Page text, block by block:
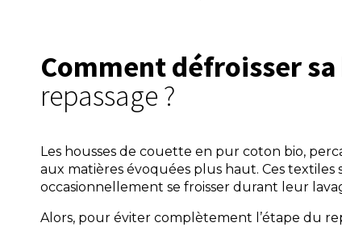
Comment défroisser
repassage ?
Les housses de couette en pur coton bio,
aux matières évoquées plus haut. Ces
occasionnellement se froisser durant leur
Alors, pour éviter complètement l’étape du